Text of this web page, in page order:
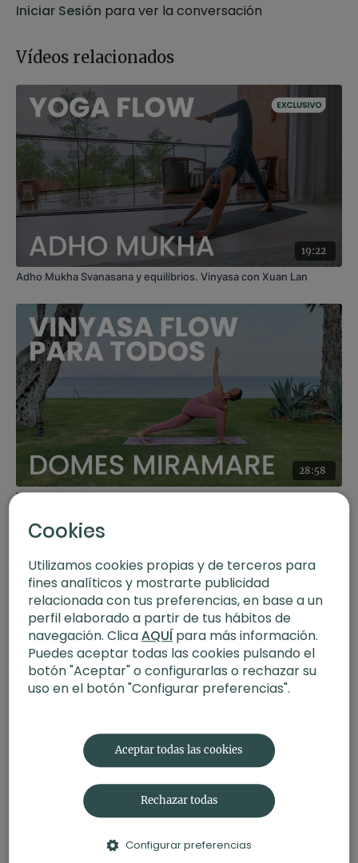
Iniciar Sesión para ver la conversación
Vídeos relacionados
19:22
Adho Mukha Svanasana y equilibrios. Vinyasa con Xuan Lan
28:58
Vinyasa Yoga flow multinivel
Cookies
Utilizamos cookies propias y de terceros para
fines analíticos y mostrarte publicidad
relacionada con tus preferencias, en base a un
perfil elaborado a partir de tus hábitos de
navegación. ClicaAQUÍpara más información.
Puedes aceptar todas las cookies pulsando el
botón "Aceptar" o configurarlas o rechazar su
uso en el botón "Configurar preferencias".
Aceptar todas las cookies
Rechazar todas
Configurar preferencias